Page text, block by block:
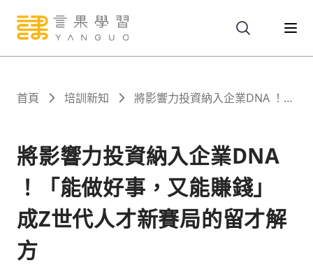
關於
課程
報名
首頁 培訓新知
將影響力投資納入企業DNA ！
將影響力投資納入企業DNA
！「能做好事，又能賺錢」
成Z世代人才新賽局的留才解
方